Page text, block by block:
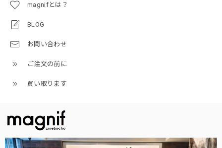
magnifとは？
BLOG
お問い合わせ
ご注文の前に
買い取ります